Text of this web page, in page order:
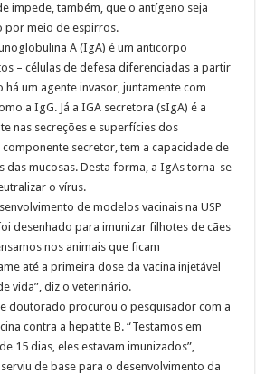
impede, também, que o antígeno seja
por meio de espirros.
A (IgA) é um anticorpo
– células de defesa diferenciadas a partir
um agente invasor, juntamente com
a IgG. Já a IGA secretora (sIgA) é a
nas secreções e superfícies dos
secretor, tem a capacidade de
das mucosas. Desta forma, a IgAs torna-se
o vírus.
de modelos vacinais na USP
desenhado para imunizar filhotes de cães
nos animais que ficam
até a primeira dose da vacina injetável
vida”, diz o veterinário.
doutorado procurou o pesquisador com a
contra a hepatite B. “Testamos em
15 dias, eles estavam imunizados”,
de base para o desenvolvimento da